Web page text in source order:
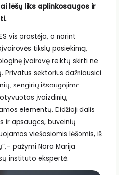
lėšų liks aplinkosaugos ir
vis prastėja, o norint
tikslų pasiekimą,
įvairovę reiktų skirti ne
Privatus sektorius dažniausiai
sengirių išsaugojimo
įvaizdinių,
elementų. Didžioji dalis
ir apsaugos, buveinių
viešosiomis lėšomis, iš
pažymi Nora Marija
instituto ekspertė.